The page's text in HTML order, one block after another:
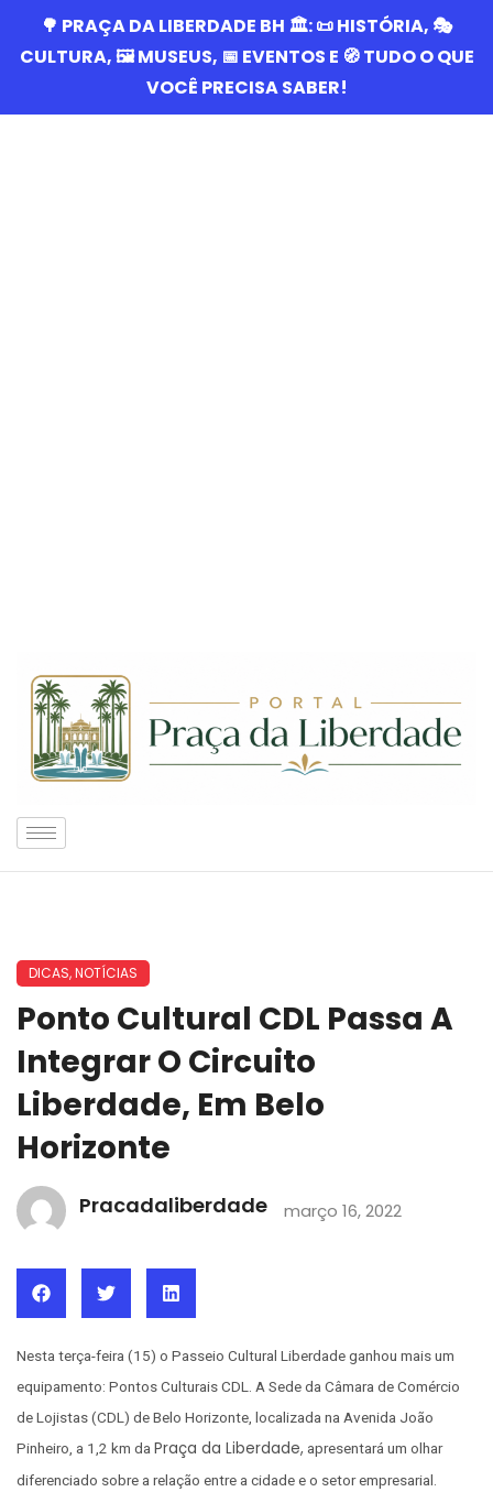
🌳 PRAÇA DA LIBERDADE BH 🏛️: 📜 HISTÓRIA, 🎭
CULTURA, 🖼️ MUSEUS, 📅 EVENTOS E 🧭 TUDO O QUE
VOCÊ PRECISA SABER!
DICAS,NOTÍCIAS
Ponto Cultural CDL Passa A
Integrar O Circuito
Liberdade, Em Belo
Horizonte
Pracadaliberdade março 16, 2022
Nesta terça-feira (15) o Passeio Cultural Liberdade ganhou mais um
equipamento: Pontos Culturais CDL. A Sede da Câmara de Comércio
de Lojistas (CDL) de Belo Horizonte, localizada na Avenida João
Pinheiro, a 1,2 km daPraça da Liberdade, apresentará um olhar
diferenciado sobre a relação entre a cidade e o setor empresarial.